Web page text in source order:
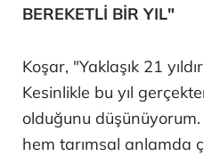
BEREKETLİ BİR YIL"
Koşar, "Yaklaşık 21
Kesinlikle bu yıl
olduğunu düşünüyorum.
hem tarımsal anlamda